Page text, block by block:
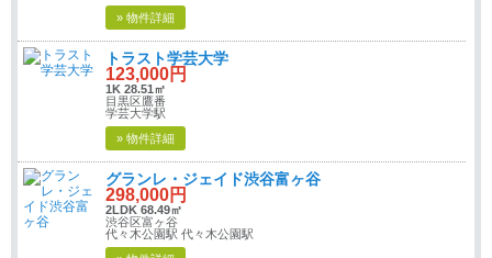
» 物件詳細
トラスト学芸大学
123,000円
1K 28.51㎡
目黒区鷹番
学芸大学駅
» 物件詳細
グランレ・ジェイド渋谷富ヶ谷
298,000円
2LDK 68.49㎡
渋谷区富ヶ谷
代々木公園駅 代々木公園駅